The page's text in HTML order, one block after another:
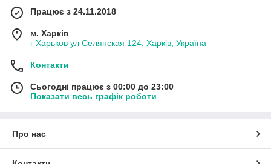
Працює з 24.11.2018
м. Харків
г Харьков ул Селянская 124, Харків, Україна
Контакти
Сьогодні працює з 00:00 до 23:00
Показати весь графік роботи
Про нас